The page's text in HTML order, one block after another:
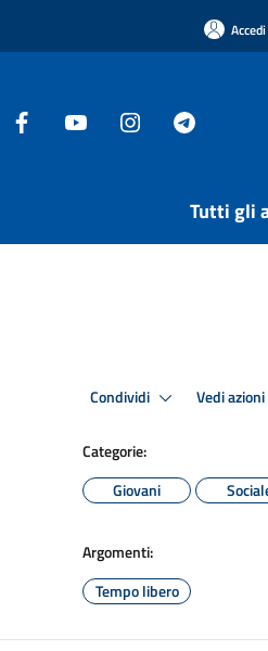
Tutti gli
Condividi Vedi azioni
Categorie:
Giovani
Argomenti:
Tempo libero